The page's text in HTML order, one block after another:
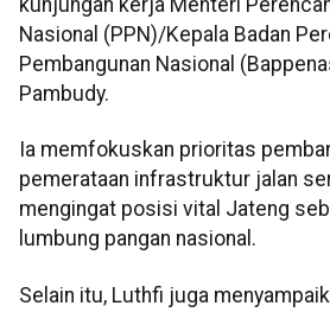
kunjungan kerja Menteri
Nasional (PPN)/Kepala Badan
Pembangunan Nasional
Pambudy.
Ia memfokuskan prioritas
pemerataan infrastruktur jalan
mengingat posisi vital Jateng
lumbung pangan nasional.
Selain itu, Luthfi juga